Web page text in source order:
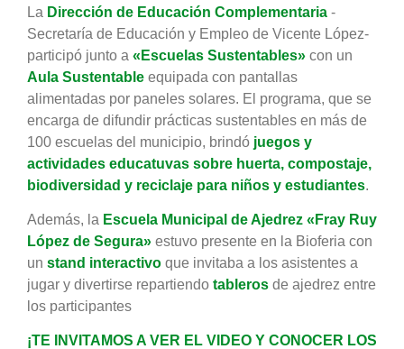
La Dirección de Educación Complementaria -
Secretaría de Educación y Empleo de Vicente López-
participó junto a «Escuelas Sustentables» con un
Aula Sustentable equipada con pantallas
alimentadas por paneles solares. El programa, que se
encarga de difundir prácticas sustentables en más de
100 escuelas del municipio, brindó juegos y
actividades educatuvas sobre huerta, compostaje,
biodiversidad y reciclaje para niños y estudiantes.
Además, la Escuela Municipal de Ajedrez «Fray Ruy
López de Segura» estuvo presente en la Bioferia con
un stand interactivo que invitaba a los asistentes a
jugar y divertirse repartiendo tableros de ajedrez entre
los participantes
¡TE INVITAMOS A VER EL VIDEO Y CONOCER LOS